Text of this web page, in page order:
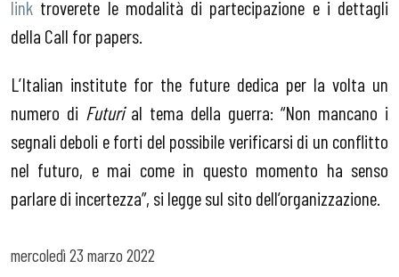
link troverete le modalità di partecipazione e i dettagli
della Call for papers.
L’Italian institute for the future dedica per la volta un
numero di Futurial tema della guerra: “Non mancano i
segnali deboli e forti del possibile verificarsi di un conflitto
nel futuro, e mai come in questo momento ha senso
parlare di incertezza”, si legge sul sito dell’organizzazione.
mercoledì 23 marzo 2022